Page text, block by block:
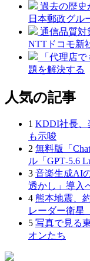
過去の歴史
日本郵政グル
通信品質対
NTTドコモ新
「代理店
題を解決する
人気の記事
1 KDDI社長、
も示唆
2 無料版「
ル「GPT‑5.6
3 音楽生成AI
透かし」導入
4 熊本地震、
レーダー衛星
5 写真で見る
オンたち